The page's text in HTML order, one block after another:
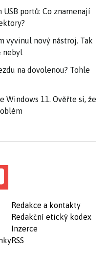
portů: Co znamenají
vyvinul nový nástroj. Tak
nebyl
na dovolenou? Tohle
Windows 11. Ověřte si, že
Redakce a kontakty
Redakční etický kodex
Inzerce
RSS